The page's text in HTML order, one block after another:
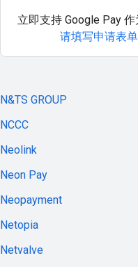
立即支持 Google Pay
请填写申请表
N&TS GROUP
NCCC
Neolink
Neon Pay
Neopayment
Netopia
Netvalve